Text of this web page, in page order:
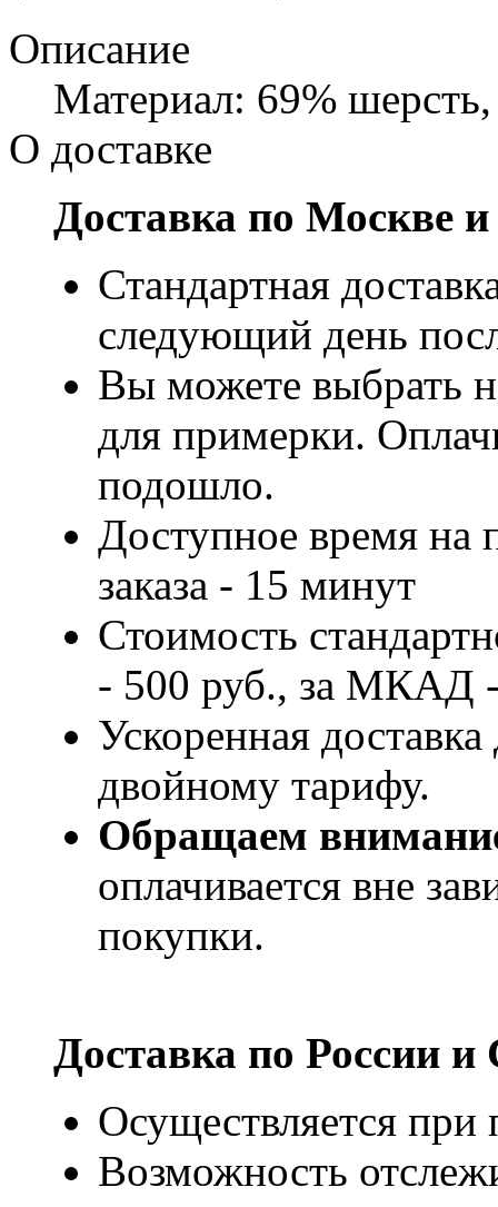
Описание
Материал: 69%
О доставке
Доставка по Москве
Стандартная
следующий день
Вы можете выбрать
для примерки.
подошло.
Доступное время на
заказа - 15 минут
Стоимость
- 500 руб., за МКАД
Ускоренная
двойному тарифу.
Обращаем
оплачивается вне
покупки.
Доставка по России
Осуществляется при
Возможность